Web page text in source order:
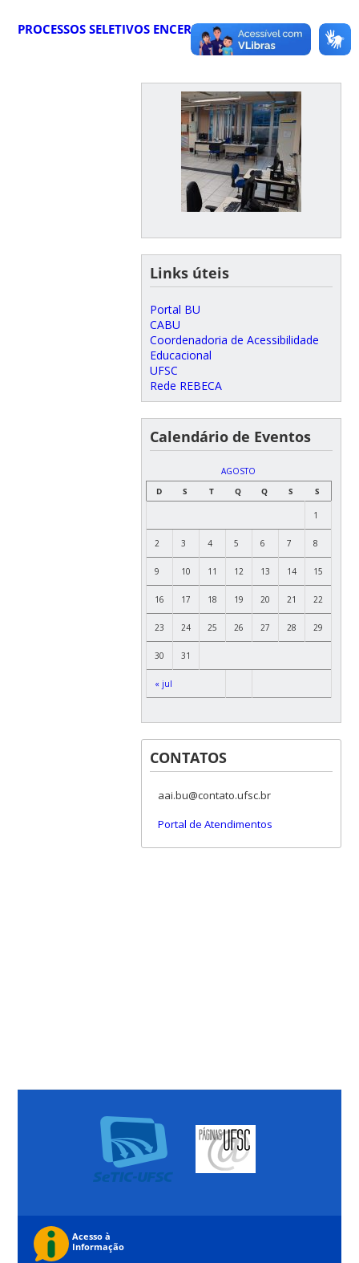
PROCESSOS SELETIVOS ENCERRADOS
Links úteis
Portal BU
CABU
Coordenadoria de Acessibilidade
Educacional
UFSC
Rede REBECA
Calendário de Eventos
AGOSTO
D
S T Q Q S S
« jul
1
2 3 4 5 6 7 8
9 10 11 12 13 14 15
16 17 18 19 20 21 22
23 24 25 26 27 28 29
30 31
CONTATOS
aai.bu@contato.ufsc.br
Portal de Atendimentos